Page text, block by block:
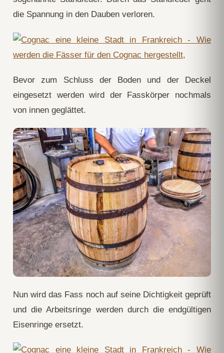
die Spannung in den Dauben verloren.
Bevor zum Schluss der Boden und der Deckel
eingesetzt werden wird der Fasskörper nochmals
von innen geglättet.
Nun wird das Fass noch auf seine Dichtigkeit geprüft
und die Arbeitsringe werden durch die endgültigen
Eisenringe ersetzt.